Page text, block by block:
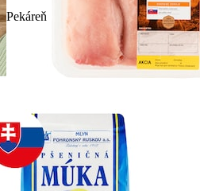
Pekáreň